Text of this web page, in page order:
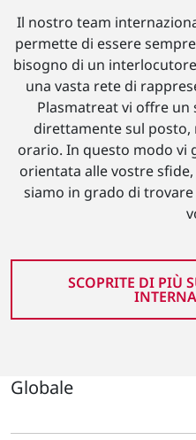
Il nostro team
permette di essere
bisogno di un
una vasta rete di
Plasmatreat vi offre
direttamente sul posto,
orario. In questo modo vi
orientata alle vostre
siamo in grado di
SCOPRITE DI PIÙ
Globale